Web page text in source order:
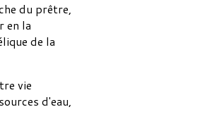
du prêtre,
en la
de la
vie
d'eau,